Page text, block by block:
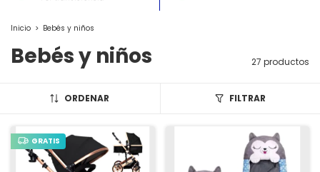
Inicio > Bebés y niños
Bebés y niños 27 productos
ORDENAR FILTRAR
GRATIS